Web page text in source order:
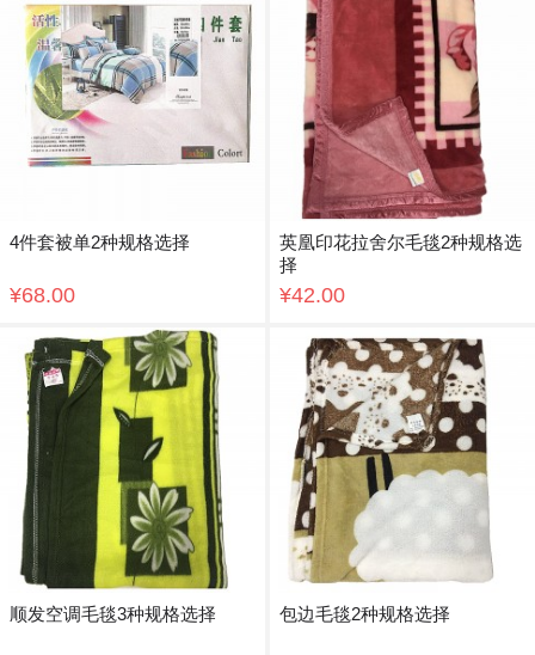
4件套被单2种规格选择
¥68.00
英凰印花拉舍尔毛毯2种规格选
择
¥42.00
顺发空调毛毯3种规格选择 包边毛毯2种规格选择